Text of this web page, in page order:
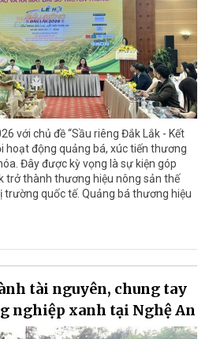
với chủ đề “Sầu riêng Đắk Lắk - Kết
hoạt động quảng bá, xúc tiến thương
Đây được kỳ vọng là sự kiện góp
trở thành thương hiệu nông sản thế
quốc tế. Quảng bá thương hiệu
tài nguyên, chung tay
nghiệp xanh tại Nghệ An